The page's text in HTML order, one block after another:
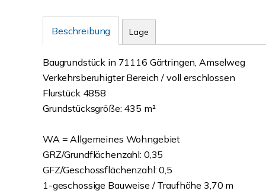
Beschreibung Lage
Baugrundstück in 71116 Gärtringen, Amselweg
Verkehrsberuhigter Bereich / voll erschlossen
Flurstück 4858
Grundstücksgröße: 435 m²
WA = Allgemeines Wohngebiet
GRZ/Grundflächenzahl: 0,35
GFZ/Geschossflächenzahl: 0,5
1-geschossige Bauweise / Traufhöhe 3,70 m